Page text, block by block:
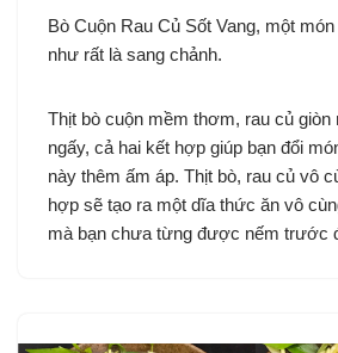
Bò Cuộn Rau Củ Sốt Vang, một
như rất là sang chảnh.
Thịt bò cuộn mềm thơm, rau củ giòn
ngấy, cả hai kết hợp giúp bạn đổi
này thêm ấm áp. Thịt bò, rau củ vô
hợp sẽ tạo ra một dĩa thức ăn vô
mà bạn chưa từng được nếm trước